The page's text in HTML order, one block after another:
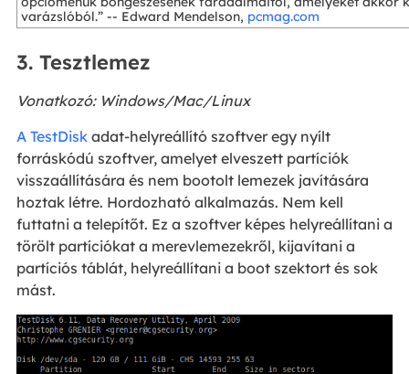
varázslóból.” -- Edward Mendelson, pcmag.com
3. Tesztlemez
Vonatkozó: Windows/Mac/Linux
A TestDiskadat-helyreállító szoftver egy nyílt
forráskódú szoftver, amelyet elveszett partíciók
visszaállítására és nem bootolt lemezek javítására
hoztak létre. Hordozható alkalmazás. Nem kell
futtatni a telepítőt. Ez a szoftver képes helyreállítani a
törölt partíciókat a merevlemezekről, kijavítani a
partíciós táblát, helyreállítani a boot szektort és sok
mást.